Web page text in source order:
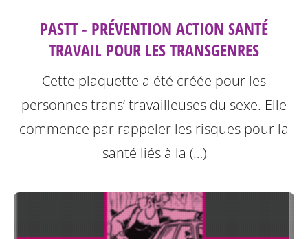
PASTT - PRÉVENTION ACTION SANTÉ
TRAVAIL POUR LES TRANSGENRES
Cette plaquette a été créée pour les
personnes trans’ travailleuses du sexe. Elle
commence par rappeler les risques pour la
santé liés à la (…)